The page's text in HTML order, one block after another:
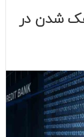
شدن در